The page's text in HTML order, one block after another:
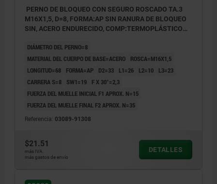
PERNO DE BLOQUEO CON SEGURO ROSCADO TA.3
M16X1,5, D=8, FORMA:AP SIN RANURA DE BLOQUEO
SIN, ACERO ENDURECIDO, COMP:TERMOPLÁSTICO
DIÁMETRO DEL PERNO=8
MATERIAL DEL CUERPO DE BASE=ACERO
ROSCA=M16X1,5
LONGITUD=68
FORMA=AP D2=33 L1=26 L2=10
L3=23
CARRERA S=8
SW1=19
F X 30°=2,3
FUERZA DEL MUELLE INICIAL F1 APROX. N=15
FUERZA DEL MUELLE FINAL F2 APROX. N=35
Referencia: 03089-91308
$21.51
más IVA.
más gastos de envío
DETALLES